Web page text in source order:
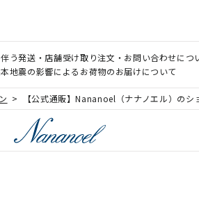
伴う発送・店舗受け取り注文・お問い合わせにつ
本地震の影響によるお荷物のお届けについて
【公式通販】Nananoel（ナナノエル）の